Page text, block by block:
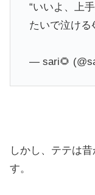
“いいよ、上
たいで泣ける
— sari︎🌻︎
しかし、テテは
す。